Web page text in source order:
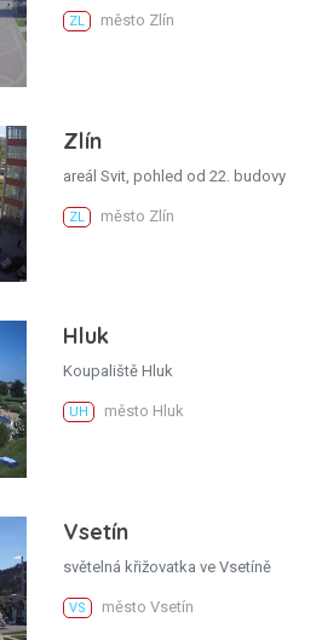
ZL město Zlín
Zlín
areál Svit, pohled od 22. budovy
ZL město Zlín
Hluk
Koupaliště Hluk
UH město Hluk
Vsetín
světelná křižovatka ve Vsetíně
VS město Vsetín